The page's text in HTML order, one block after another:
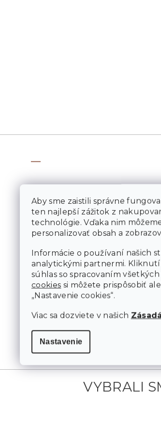
Aby sme zaistili správne
ten najlepší zážitok z
technológie. Vďaka nim
personalizovať obsah a
Informácie o používaní našich
analytickými partnermi.
súhlas so spracovaním
cookies si môžete prispôsobiť
„Nastavenie cookies“.
Viac sa dozviete v našich
Nastavenie